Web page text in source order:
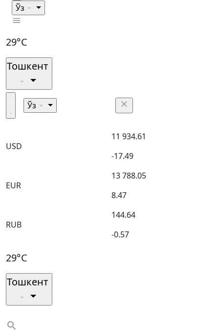
Ўз
29°C
Тошкент
Ўз
USD
11 934.61
-17.49
EUR
13 788.05
8.47
RUB
144.64
-0.57
29°C
Тошкент